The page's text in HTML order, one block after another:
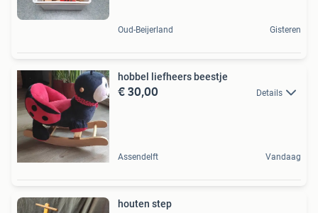
Oud-Beijerland Gisteren
hobbel liefheers beestje
€ 30,00 Details
Assendelft Vandaag
houten step